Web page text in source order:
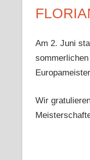
Am 2. Juni
Wir